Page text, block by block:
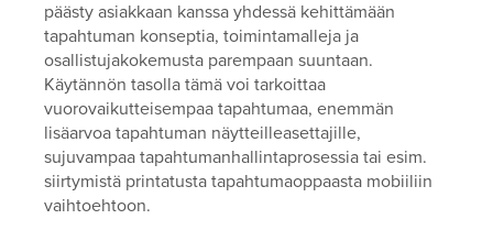
päästy asiakkaan kanssa yhdessä kehittämään
tapahtuman konseptia, toimintamalleja ja
osallistujakokemusta parempaan suuntaan.
Käytännön tasolla tämä voi tarkoittaa
vuorovaikutteisempaa tapahtumaa, enemmän
lisäarvoa tapahtuman näytteilleasettajille,
sujuvampaa tapahtumanhallintaprosessia tai esim.
siirtymistä printatusta tapahtumaoppaasta mobiiliin
vaihtoehtoon.